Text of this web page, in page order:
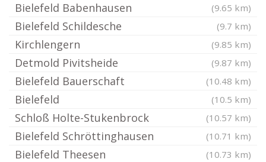
Bielefeld Babenhausen (9.65 km)
Bielefeld Schildesche (9.7 km)
Kirchlengern (9.85 km)
Detmold Pivitsheide (9.87 km)
Bielefeld Bauerschaft (10.48 km)
Bielefeld (10.5 km)
Schloß Holte-Stukenbrock (10.57 km)
Bielefeld Schröttinghausen (10.71 km)
Bielefeld Theesen (10.73 km)